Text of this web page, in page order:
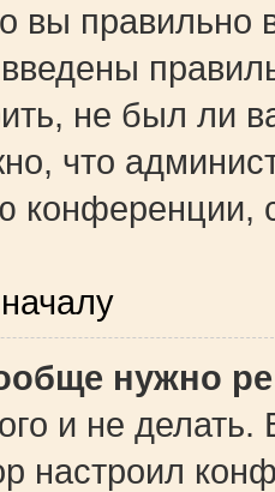
вы правильно
не был ли
что
конференции,
нужно
и не делать.
настроил